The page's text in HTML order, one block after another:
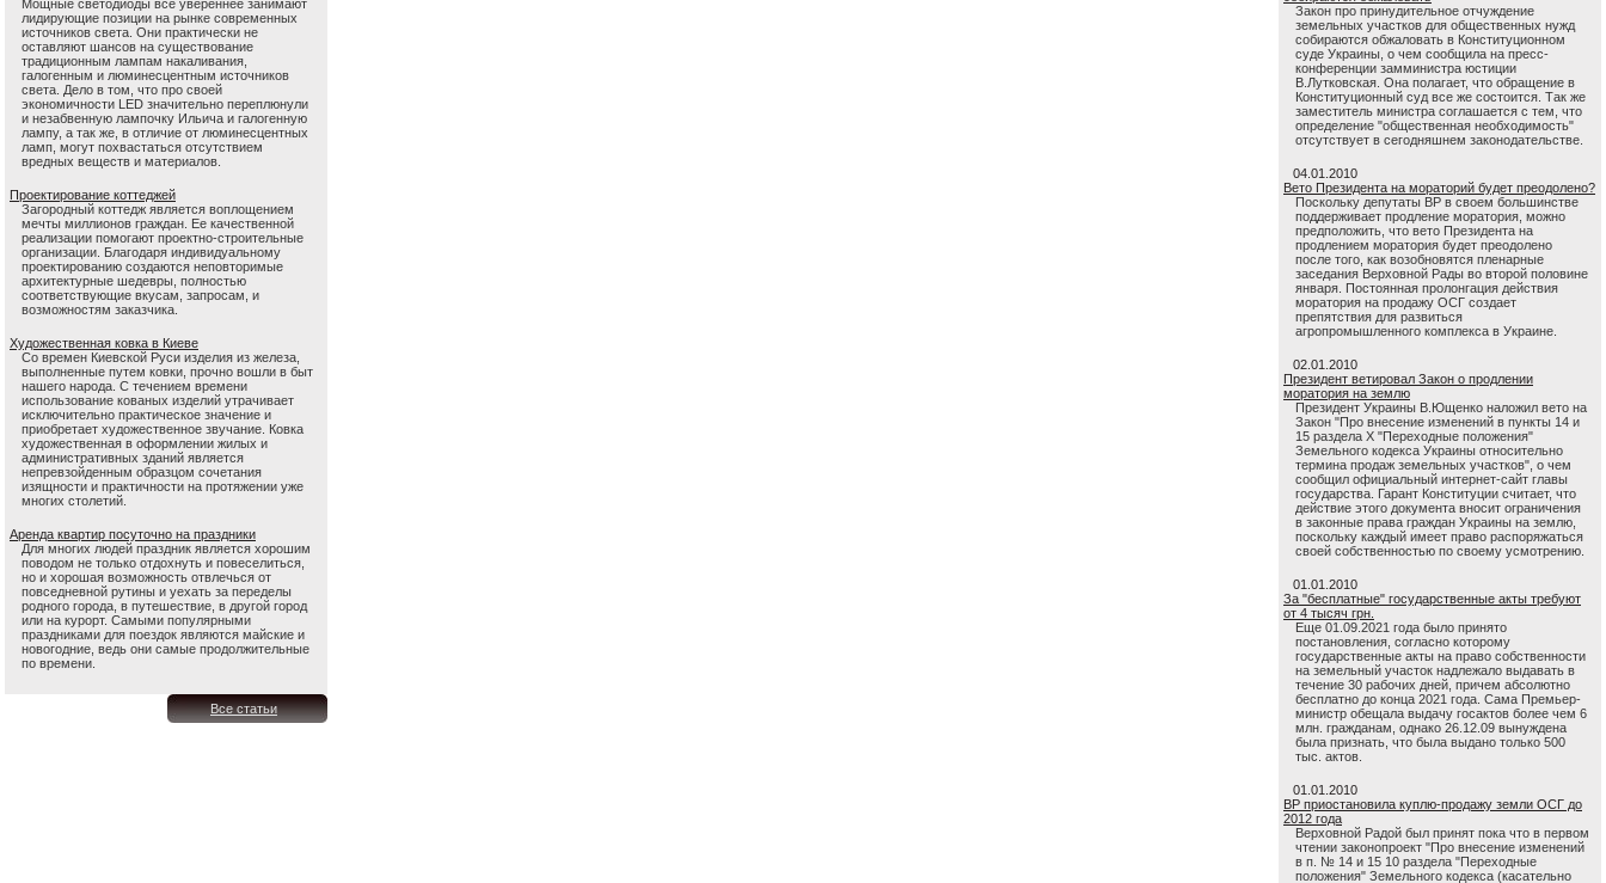
Мощные светодиоды все увереннее занимают
лидирующие позиции на рынке современных
источников света. Они практически не
оставляют шансов на существование
традиционным лампам накаливания,
галогенным и люминесцентным источников
света. Дело в том, что про своей
экономичности LED значительно переплюнули
и незабвенную лампочку Ильича и галогенную
лампу, а так же, в отличие от люминесцентных
ламп, могут похвастаться отсутствием
вредных веществ и материалов.
Проектирование коттеджей
Загородный коттедж является воплощением
мечты миллионов граждан. Ее качественной
реализации помогают проектно-строительные
организации. Благодаря индивидуальному
проектированию создаются неповторимые
архитектурные шедевры, полностью
соответствующие вкусам, запросам, и
возможностям заказчика.
Художественная ковка в Киеве
Со времен Киевской Руси изделия из железа,
выполненные путем ковки, прочно вошли в быт
нашего народа. С течением времени
использование кованых изделий утрачивает
исключительно практическое значение и
приобретает художественное звучание. Ковка
художественная в оформлении жилых и
административных зданий является
непревзойденным образцом сочетания
изящности и практичности на протяжении уже
многих столетий.
Аренда квартир посуточно на праздники
Для многих людей праздник является хорошим
поводом не только отдохнуть и повеселиться,
но и хорошая возможность отвлечься от
повседневной рутины и уехать за переделы
родного города, в путешествие, в другой город
или на курорт. Самыми популярными
праздниками для поездок являются майские и
новогодние, ведь они самые продолжительные
по времени.
Все статьи
Закон про принудительное отчуждение
земельных участков для общественных нужд
собираются обжаловать в Конституционном
суде Украины, о чем сообщила на пресс-
конференции замминистра юстиции
В.Лутковская. Она полагает, что обращение в
Конституционный суд все же состоится. Так же
заместитель министра соглашается с тем, что
определение "общественная необходимость"
отсутствует в сегодняшнем законодательстве.
04.01.2010
Вето Президента на мораторий будет преодолено?
Поскольку депутаты ВР в своем большинстве
поддерживает продление моратория, можно
предположить, что вето Президента на
продлением моратория будет преодолено
после того, как возобновятся пленарные
заседания Верховной Рады во второй половине
января. Постоянная пролонгация действия
моратория на продажу ОСГ создает
препятствия для развиться
агропромышленного комплекса в Украине.
02.01.2010
Президент ветировал Закон о продлении
моратория на землю
Президент Украины В.Ющенко наложил вето на
Закон "Про внесение изменений в пункты 14 и
15 раздела X "Переходные положения"
Земельного кодекса Украины относительно
термина продаж земельных участков", о чем
сообщил официальный интернет-сайт главы
государства. Гарант Конституции считает, что
действие этого документа вносит ограничения
в законные права граждан Украины на землю,
поскольку каждый имеет право распоряжаться
своей собственностью по своему усмотрению.
01.01.2010
За "бесплатные" государственные акты требуют
от 4 тысяч грн.
Еще 01.09.2021 года было принято
постановления, согласно которому
государственные акты на право собственности
на земельный участок надлежало выдавать в
течение 30 рабочих дней, причем абсолютно
бесплатно до конца 2021 года. Сама Премьер-
министр обещала выдачу госактов более чем 6
млн. гражданам, однако 26.12.09 вынуждена
была признать, что была выдано только 500
тыс. актов.
01.01.2010
ВР приостановила куплю-продажу земли ОСГ до
2012 года
Верховной Радой был принят пока что в первом
чтении законопроект "Про внесение изменений
в п. № 14 и 15 10 раздела "Переходные
положения" Земельного кодекса (касательно